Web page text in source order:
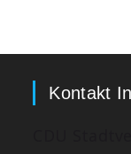
Kontakt